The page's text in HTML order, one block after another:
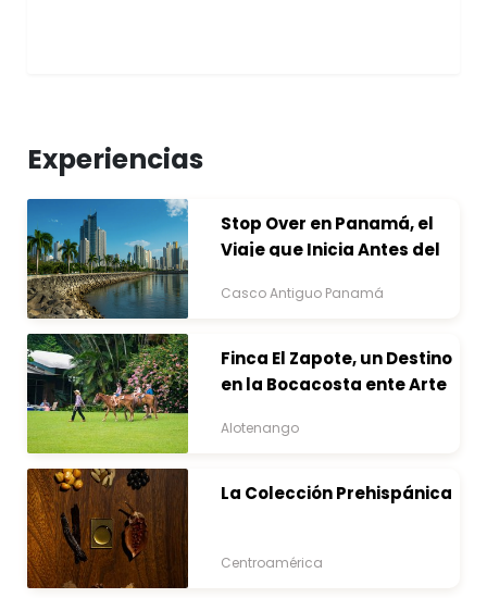
Experiencias
Stop Over en Panamá, el
Viaje que Inicia Antes del
Casco Antiguo Panamá
Finca El Zapote, un Destino
en la Bocacosta ente Arte
Alotenango
La Colección Prehispánica
Centroamérica